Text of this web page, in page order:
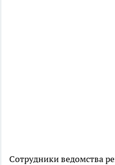
Сотрудники ведомства